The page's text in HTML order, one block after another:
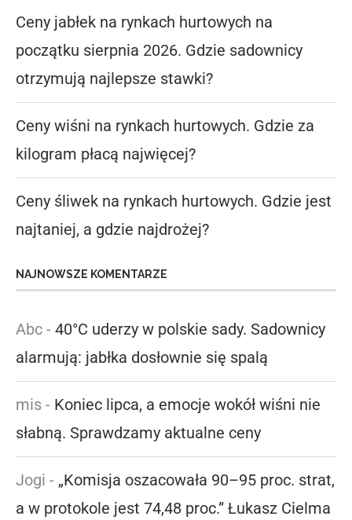
Ceny jabłek na rynkach hurtowych na
początku sierpnia 2026. Gdzie sadownicy
otrzymują najlepsze stawki?
Ceny wiśni na rynkach hurtowych. Gdzie za
kilogram płacą najwięcej?
Ceny śliwek na rynkach hurtowych. Gdzie jest
najtaniej, a gdzie najdrożej?
NAJNOWSZE KOMENTARZE
Abc - 40°C uderzy w polskie sady. Sadownicy
alarmują: jabłka dosłownie się spalą
mis - Koniec lipca, a emocje wokół wiśni nie
słabną. Sprawdzamy aktualne ceny
Jogi - „Komisja oszacowała 90–95 proc. strat,
a w protokole jest 74,48 proc.” Łukasz Cielma